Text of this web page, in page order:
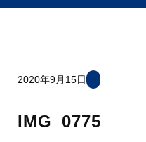
2020年9月15日
IMG_0775